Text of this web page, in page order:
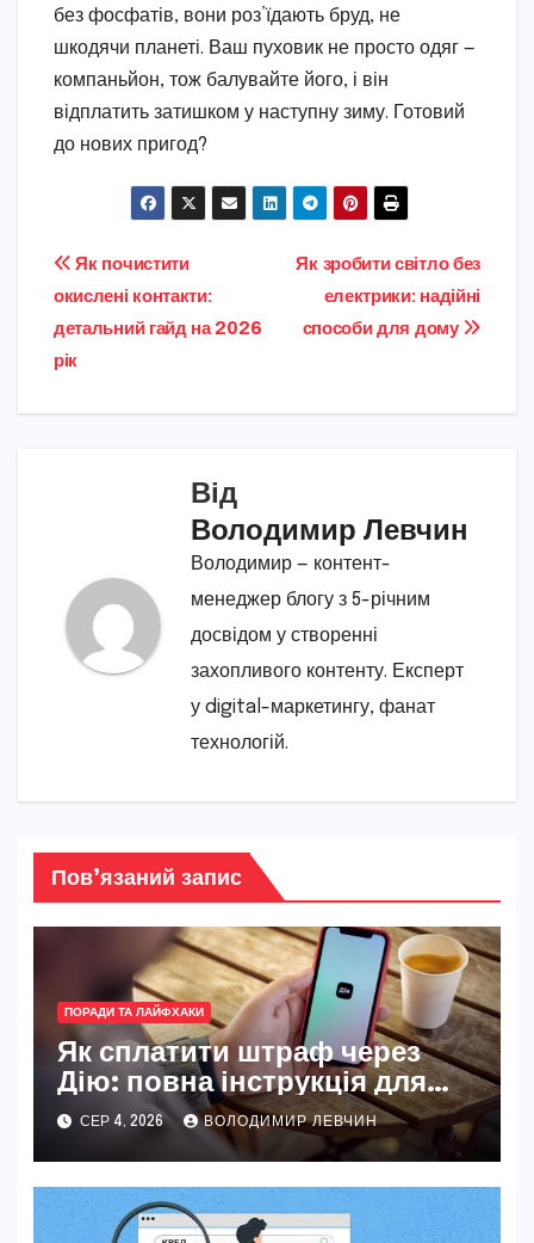
без фосфатів, вони роз’їдають бруд, не
шкодячи планеті. Ваш пуховик не просто одяг —
компаньйон, тож балувайте його, і він
відплатить затишком у наступну зиму. Готовий
до нових пригод?
Навігація
записів
Як зробити світло без
електрики: надійні
способи для дому
Як почистити
окислені контакти:
детальний гайд на 2026
рік
Від
Володимир Левчин
Володимир — контент-
менеджер блогу з 5-річним
досвідом у створенні
захопливого контенту. Експерт
у digital-маркетингу, фанат
технологій.
Пов’язаний запис
ПОРАДИ ТА ЛАЙФХАКИ
Як сплатити штраф через
Дію: повна інструкція для
новачків і досвідчених
СЕР 4, 2026 ВОЛОДИМИР ЛЕВЧИН